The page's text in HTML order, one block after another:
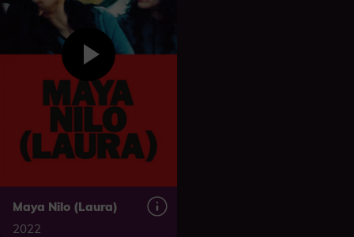
Maya Nilo (Laura)
2022